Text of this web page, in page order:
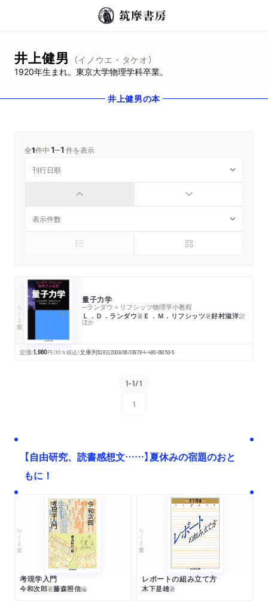
井上健男 （イノウエ・タケオ）
1920年生まれ。東京大学物理学科卒業。
井上健男の本
全1件中1─1件を表示
ちくま学芸文庫
量子力学
─ランダウ＝リフシッツ物理学小教程
Ｌ．Ｄ．ランダウ著 Ｅ．Ｍ．リフシッツ著好村滋洋訳
ほか
定価:1,980円 （10％税込）文庫判528頁2008/06/10978-4-480-09150-5
1-1/1
1
【自由研究、読書感想文……】夏休みの宿題のおと
もに！
ちくま文庫
考現学入門
今和次郎著藤森照信編
ちくま学芸文庫
レポートの組み立て方
木下是雄著